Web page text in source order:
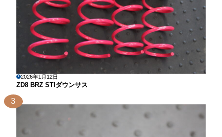
2026年1月12日
ZD8 BRZ STIダウンサス
3